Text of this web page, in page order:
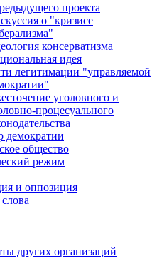
проекта
о "кризисе
консерватизма
идея
легитимации "управляемой
уголовного и
процесуального
демократии
общество
режим
и оппозиция
других организаций